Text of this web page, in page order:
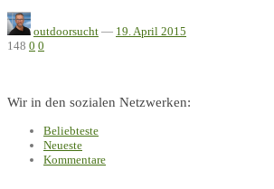
outdoorsucht — 19. April 2015
148 0 0
Wir in den sozialen Netzwerken:
Beliebteste
Neueste
Kommentare